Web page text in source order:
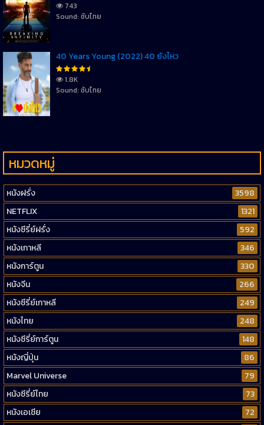
743
Sound: ซับไทย
40 Years Young (2022) 40 ยังไหว
1.8K
Sound: ซับไทย
หมวดหมู่
หนังฝรั่ง
3598
NETFLIX
1321
หนังซีรี่ย์ฝรั่ง
592
หนังเกาหลี
346
หนังการ์ตูน
330
หนังจีน
266
หนังซีรี่ย์เกาหลี
249
หนังไทย
248
หนังซีรี่ย์การ์ตูน
148
หนังญี่ปุ่น
86
Marvel Universe
79
หนังซีรี่ย์ไทย
73
หนังเอเชีย
72